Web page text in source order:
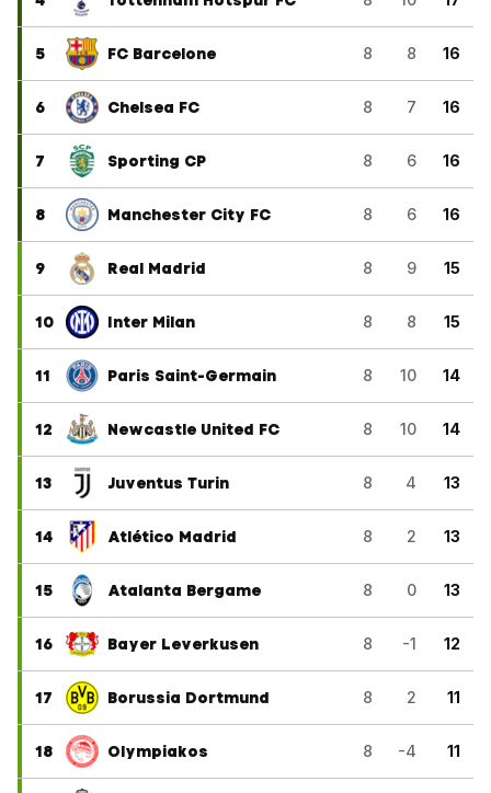
5 FC Barcelone 8 8 16
6 Chelsea FC 8 7 16
7 Sporting CP 8 6 16
8 Manchester City FC 8 6 16
9 Real Madrid 8 9 15
10 Inter Milan 8 8 15
11 Paris Saint-Germain 8 10 14
12 Newcastle United FC 8 10 14
13 Juventus Turin 8 4 13
14 Atlético Madrid 8 2 13
15 Atalanta Bergame 8 0 13
16 Bayer Leverkusen 8 -1 12
17 Borussia Dortmund 8 2 11
18 Olympiakos 8 -4 11